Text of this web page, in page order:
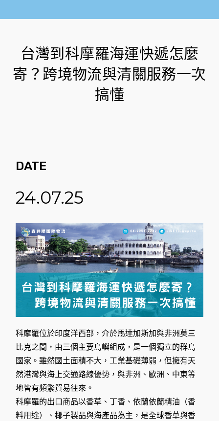
台灣到科摩羅海運快遞怎麼
寄？跨境物流與清關服務一次
搞懂
DATE
24.07.25
科摩羅位於印度洋西部，介於馬達加斯加與非洲莫三
比克之間，由三個主要島嶼組成，是一個獨立的群島
國家。雖然國土面積不大，工業基礎薄弱，但擁有天
然港灣與海上交通路線優勢，與非洲、歐洲、中東等
地皆有頻繁貿易往來。
科摩羅的出口商品以香草、丁香、依蘭依蘭精油（香
料用途）、椰子製品與海產品為主，是全球香草與香